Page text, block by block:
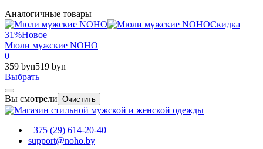
Аналогичные товары
Скидка
31%Новое
Мюли мужские NOHO
0
359 byn519 byn
Выбрать
Вы смотрели Очистить
+375 (29) 614-20-40
support@noho.by